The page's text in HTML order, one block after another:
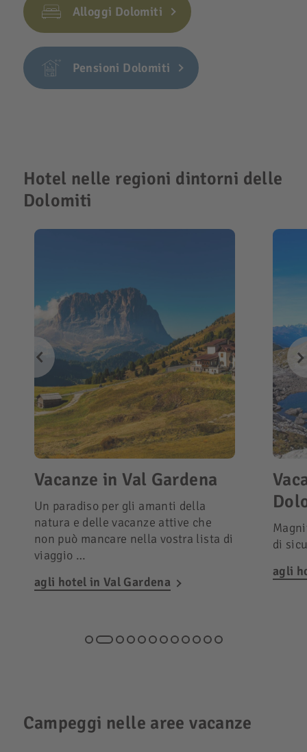
Alloggi Dolomiti
Pensioni Dolomiti
Hotel nelle regioni dintorni delle
Dolomiti
Vacanze in Val Gardena
Un paradiso per gli amanti della
natura e delle vacanze attive che
non può mancare nella vostra lista di
viaggio …
agli hotel in Val Gardena
di
agli
Campeggi nelle aree vacanze